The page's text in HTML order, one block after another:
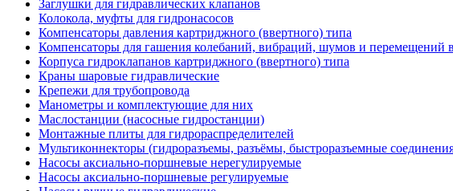
Заглушки для гидравлических клапанов
Колокола, муфты для гидронасосов
Компенсаторы давления картриджного (ввертного) типа
Компенсаторы для гашения колебаний, вибраций, шумов и перемещений
Корпуса гидроклапанов картриджного (ввертного) типа
Краны шаровые гидравлические
Крепежи для трубопровода
Манометры и комплектующие для них
Маслостанции (насосные гидростанции)
Монтажные плиты для гидрораспределителей
Мультиконнекторы (гидроразъемы, разъёмы, быстроразъемные
Насосы аксиально-поршневые нерегулируемые
Насосы аксиально-поршневые регулируемые